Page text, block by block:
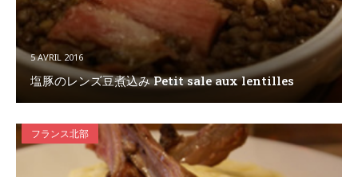
5 AVRIL 2016
塩豚のレンズ豆煮込み Petit sale aux lentilles
フランス北部